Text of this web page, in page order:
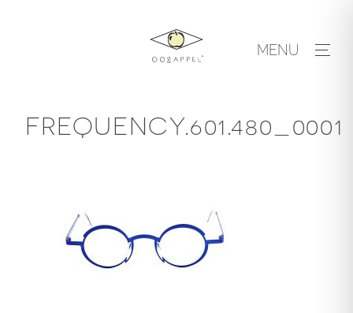
MENU
FREQUENCY.601.480_0001